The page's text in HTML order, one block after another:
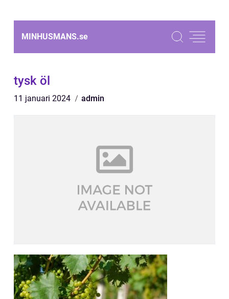
MINHUSMANS.se
tysk öl
11 januari 2024 admin